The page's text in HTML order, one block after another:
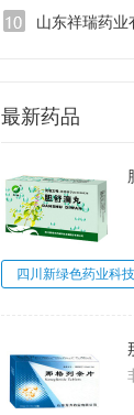
山东祥瑞药业
最新药品
四川新绿色药业科